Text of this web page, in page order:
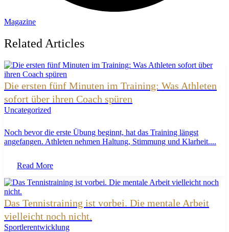
Magazine
Related Articles
Die ersten fünf Minuten im Training: Was Athleten
sofort über ihren Coach spüren
Uncategorized
Noch bevor die erste Übung beginnt, hat das Training längst
angefangen. Athleten nehmen Haltung, Stimmung und Klarheit....
Read More
Das Tennistraining ist vorbei. Die mentale Arbeit
vielleicht noch nicht.
Sportlerentwicklung